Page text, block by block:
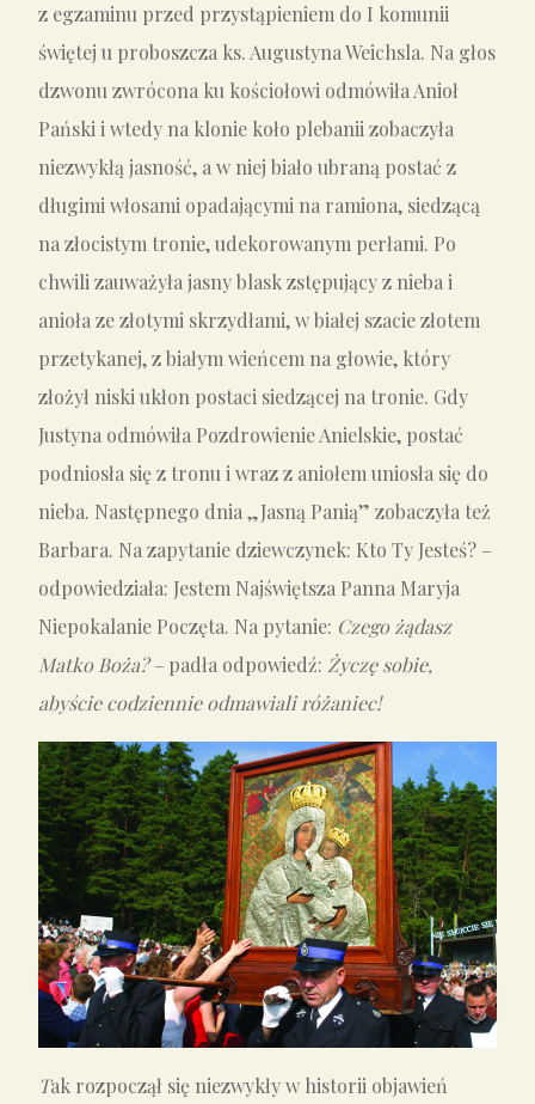
z egzaminu przed przystąpieniem do I komunii
świętej u proboszcza ks. Augustyna Weichsla. Na głos
dzwonu zwrócona ku kościołowi odmówiła Anioł
Pański i wtedy na klonie koło plebanii zobaczyła
niezwykłą jasność, a w niej biało ubraną postać z
długimi włosami opadającymi na ramiona, siedzącą
na złocistym tronie, udekorowanym perłami. Po
chwili zauważyła jasny blask zstępujący z nieba i
anioła ze złotymi skrzydłami, w białej szacie złotem
przetykanej, z białym wieńcem na głowie, który
złożył niski ukłon postaci siedzącej na tronie. Gdy
Justyna odmówiła Pozdrowienie Anielskie, postać
podniosła się z tronu i wraz z aniołem uniosła się do
nieba. Następnego dnia „Jasną Panią” zobaczyła też
Barbara. Na zapytanie dziewczynek: Kto Ty Jesteś? –
odpowiedziała: Jestem Najświętsza Panna Maryja
Niepokalanie Poczęta. Na pytanie: Czego żądasz
Matko Boża? –padła odpowiedź: Życzę sobie,
abyście codziennie odmawiali różaniec!
Tak rozpoczął się niezwykły w historii objawień